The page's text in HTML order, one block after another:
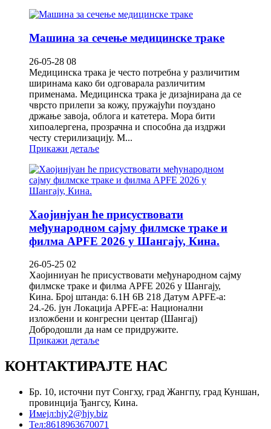
Машина за сечење медицинске траке
26-05-28 08
Медицинска трака је често потребна у различитим
ширинама како би одговарала различитим
применама. Медицинска трака је дизајнирана да се
чврсто прилепи за кожу, пружајући поуздано
држање завоја, облога и катетера. Мора бити
хипоалергена, прозрачна и способна да издржи
честу стерилизацију. М...
Прикажи детаље
Хаојинјуан ће присуствовати
међународном сајму филмске траке и
филма APFE 2026 у Шангају, Кина.
26-05-25 02
Хаојиниуан ће присуствовати међународном сајму
филмске траке и филма APFE 2026 у Шангају,
Кина. Број штанда: 6.1H 6B 218 Датум APFE-а:
24.-26. јун Локација APFE-а: Национални
изложбени и конгресни центар (Шангај)
Добродошли да нам се придружите.
Прикажи детаље
КОНТАКТИРАЈТЕ НАС
Бр. 10, источни пут Сонгху, град Жангпу, град Куншан,
провинција Ђангсу, Кина.
Имејл:hjy2@hjy.biz
Тел:8618963670071